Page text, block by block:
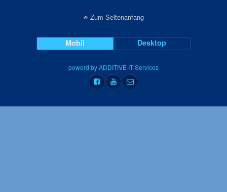
Zum Seitenanfang
Mobil Desktop
powerd by ADDITIVE IT-Services